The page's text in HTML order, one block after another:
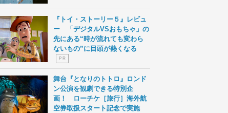
『トイ・ストーリー５』レビュ
ー 「デジタルVSおもちゃ」の
先にある“時が流れても変わら
ないもの”に目頭が熱くなる
P R
舞台『となりのトトロ』ロンド
ン公演を観劇できる特別企
画！ ローチケ［旅行］海外航
空券取扱スタート記念で実施